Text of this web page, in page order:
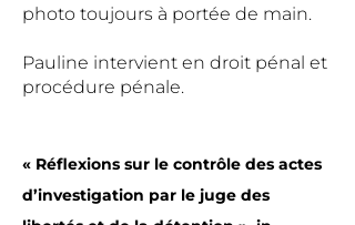
photo toujours à portée de main.
Pauline intervient en droit pénal et
procédure pénale.
« Réflexions sur le contrôle des actes
d’investigation par le juge des